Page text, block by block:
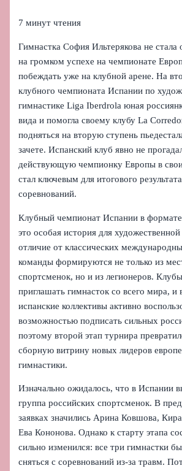
7 минут чтения
Гимнастка София Ильтерякова не стала
на громком успехе на чемпионате
побеждать уже на клубной арене. На
клубного чемпионата Испании по
гимнастике Liga Iberdrola юная
вида и помогла своему клубу La
подняться на вторую ступень
зачете. Испанский клуб явно не
действующую чемпионку Европы в
стал ключевым для итогового
соревнований.
Клубный чемпионат Испании в
это особая история для
отличие от классических
команды формируются не только из
спортсменок, но и из легионеров.
приглашать гимнасток со всего мира, и
испанские коллективы активно
возможностью подписать сильных
поэтому второй этап турнира
сборную витрину новых лидеров
гимнастики.
Изначально ожидалось, что в Испании
группа российских спортсменок. В
заявках значились Арина Ковшова,
Ева Кононова. Однако к старту этапа
сильно изменился: все три гимнастки
сняться с соревнований из-за травм.